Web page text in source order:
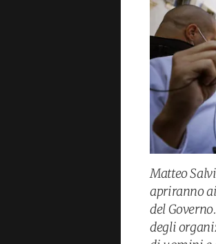
Matteo
apriranno
del
degli